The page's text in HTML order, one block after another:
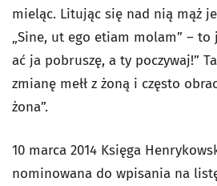
mieląc. Litując się nad nią mąż
„Sine, ut ego etiam molam” – to
ać ja pobruszę, a ty poczywaj!”
zmianę mełł z żoną i często
żona”.
10 marca 2014 Księga
nominowana do wpisania na listę